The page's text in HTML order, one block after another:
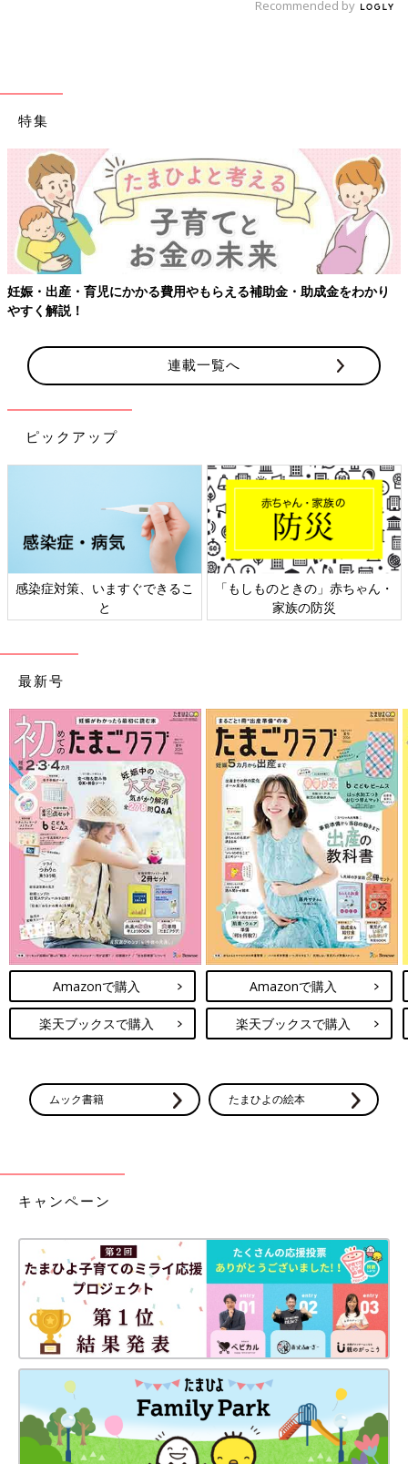
Recommended by
特集
妊娠・出産・育児にかかる費用やもらえる補助金・助成金をわかり
やすく解説！
連載一覧へ
ピックアップ
感染症対策、いますぐできるこ
と
「もしものときの」赤ちゃん・
家族の防災
最新号
Amazonで購入
楽天ブックスで購入
Amazonで購入
楽天ブックスで購入
ムック書籍 たまひよの絵本
キャンペーン